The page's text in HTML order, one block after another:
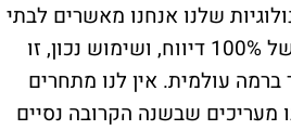
שלנו אנחנו מאשרים לבתי
החולים לעבור מיכולות בסיסיות ומסורתיות שפוגעות בהם ליכולות של 100% דיווח, ושימוש נכון, זו
עולמית. אין לנו מתחרים
מעריכים שבשנה הקרובה נסיים